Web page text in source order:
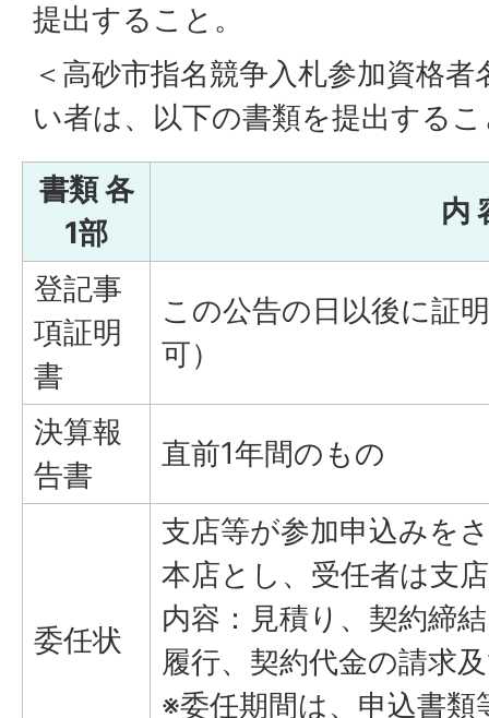
提出すること。
＜高砂市指名競争入札参加資格
い者は、以下の書類を提出する
書類 各
1部
内
登記事
項証明
書
この公告の日以後に証
可）
決算報
告書
直前1年間のもの
委任状
支店等が参加申込みを
本店とし、受任者は支
内容：見積り、契約締
履行、契約代金の請求
※委任期間は、申込書